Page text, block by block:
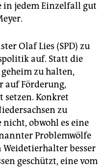
in jedem Einzelfall gut
Olaf Lies (SPD) zu
auf. Statt die
zu halten,
auf Förderung,
setzen. Konkret
zu
nicht, obwohl es eine
Problemwölfe
Weidetierhalter besser
geschützt, eine vom